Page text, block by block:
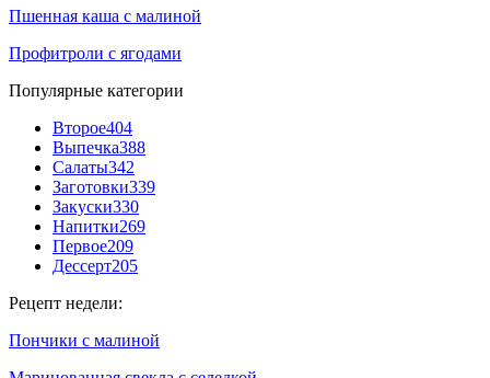
Пшенная каша с малиной
Профитроли с ягодами
Популярные категории
Второе404
Выпечка388
Салаты342
Заготовки339
Закуски330
Напитки269
Первое209
Дессерт205
Рецепт недели:
Пончики с малиной